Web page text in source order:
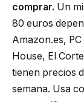
comprar. Un
80 euros
Amazon.es,
House, El
tienen precios
semana. Usa